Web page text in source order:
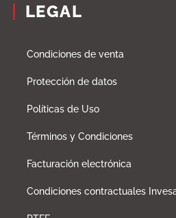
LEGAL
Condiciones de venta
Protección de datos
Políticas de Uso
Términos y Condiciones
Facturación electrónica
Condiciones contractuales